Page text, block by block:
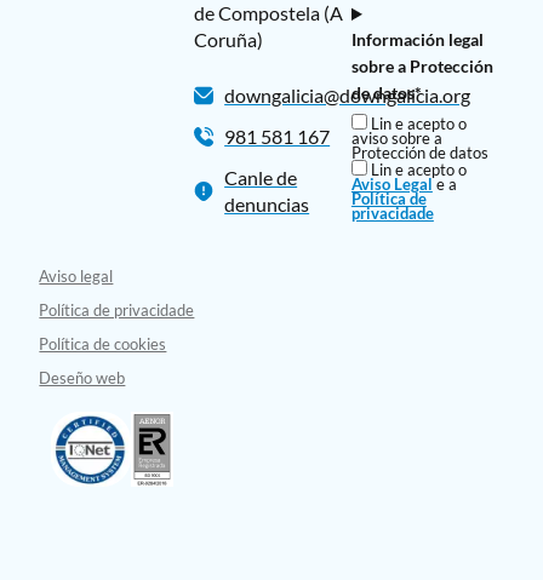
de Compostela (A
Coruña)
downgalicia@downgalicia.org
981 581 167
Canle de
denuncias
Información legal
sobre a Protección
de datos*
Lin e acepto o
aviso sobre a
Protección de datos
Lin e acepto o
Aviso Legale a
Política de
privacidade
Aviso legal
Política de privacidade
Política de cookies
Deseño web